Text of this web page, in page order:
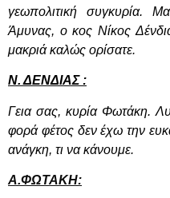
γεωπολιτική συγκυρία.
Άμυνας, ο κος Νίκος
μακριά καλώς ορίσατε.
Ν. ΔΕΝΔΙΑΣ :
Γεια σας, κυρία Φωτάκη.
φορά φέτος δεν έχω την
ανάγκη, τι να κάνουμε.
Α.ΦΩΤΑΚΗ: